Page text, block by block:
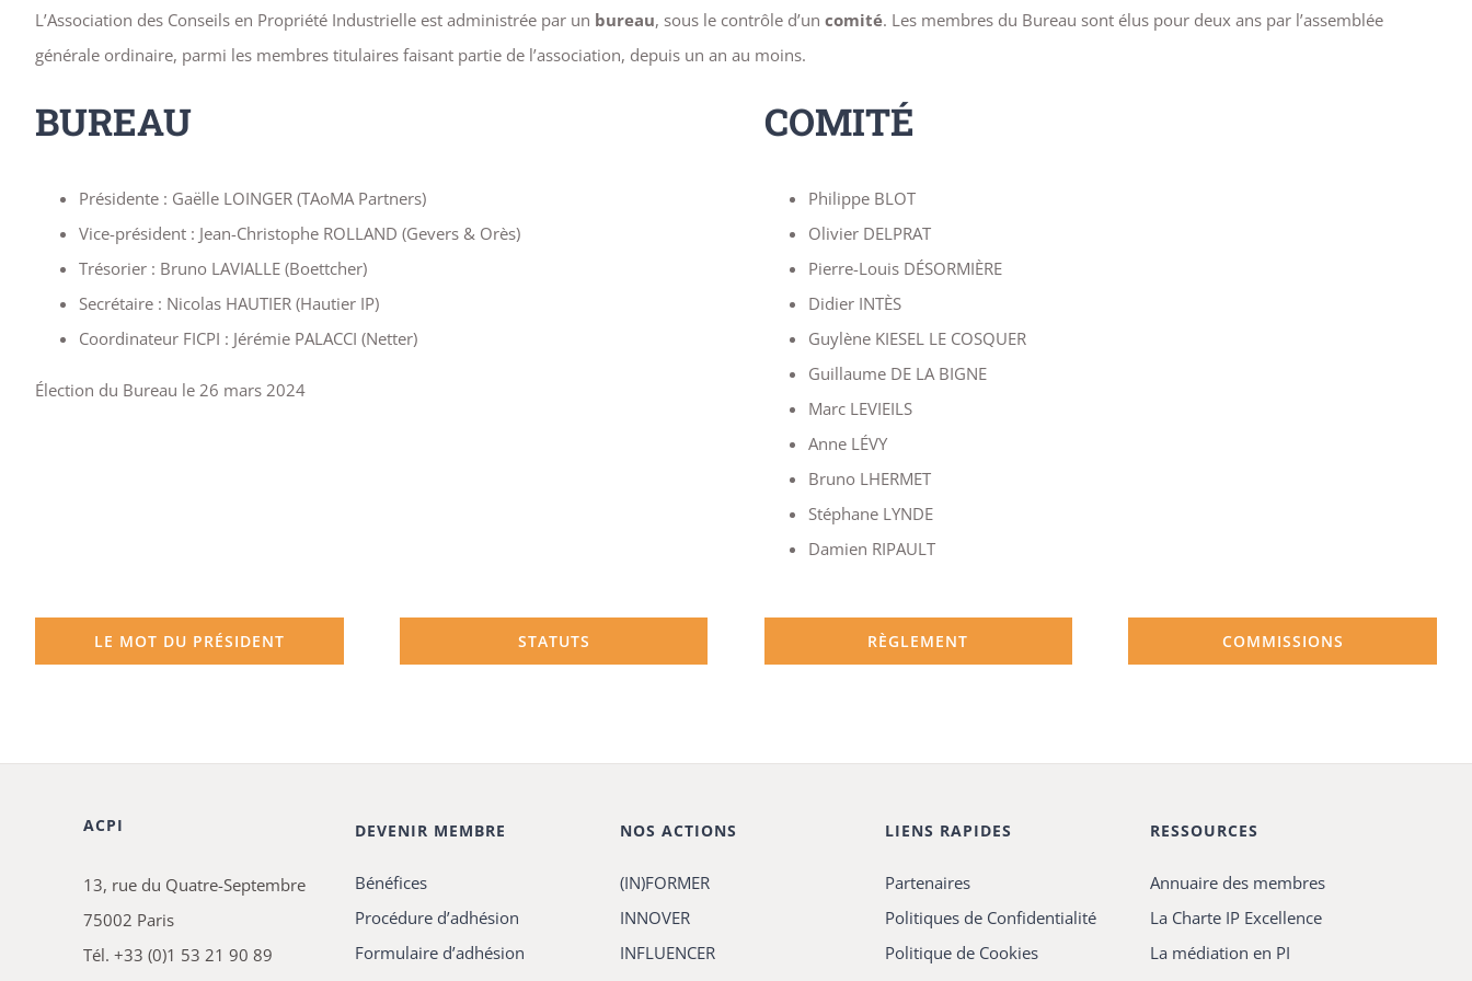
L’Association des Conseils en Propriété Industrielle est administrée par un bureau, sous le contrôle d’un comité. Les membres du Bureau sont élus pour deux ans par l’assemblée
générale ordinaire, parmi les membres titulaires faisant partie de l’association, depuis un an au moins.
BUREAU
Présidente : Gaëlle LOINGER (TAoMA Partners)
Vice-président : Jean-Christophe ROLLAND (Gevers & Orès)
Trésorier : Bruno LAVIALLE (Boettcher)
Secrétaire : Nicolas HAUTIER (Hautier IP)
Coordinateur FICPI : Jérémie PALACCI (Netter)
Élection du Bureau le 26 mars 2024
COMITÉ
Philippe BLOT
Olivier DELPRAT
Pierre-Louis DÉSORMIÈRE
Didier INTÈS
Guylène KIESEL LE COSQUER
Guillaume DE LA BIGNE
Marc LEVIEILS
Anne LÉVY
Bruno LHERMET
Stéphane LYNDE
Damien RIPAULT
LE MOT DU PRÉSIDENT STATUTS RÈGLEMENT COMMISSIONS
ACPI
13, rue du Quatre-Septembre
75002 Paris
Tél. +33 (0)1 53 21 90 89
DEVENIR MEMBRE
Bénéfices
Procédure d’adhésion
Formulaire d’adhésion
NOS ACTIONS
(IN)FORMER
INNOVER
INFLUENCER
LIENS RAPIDES
Partenaires
Politiques de Confidentialité
Politique de Cookies
RESSOURCES
Annuaire des membres
La Charte IP Excellence
La médiation en PI